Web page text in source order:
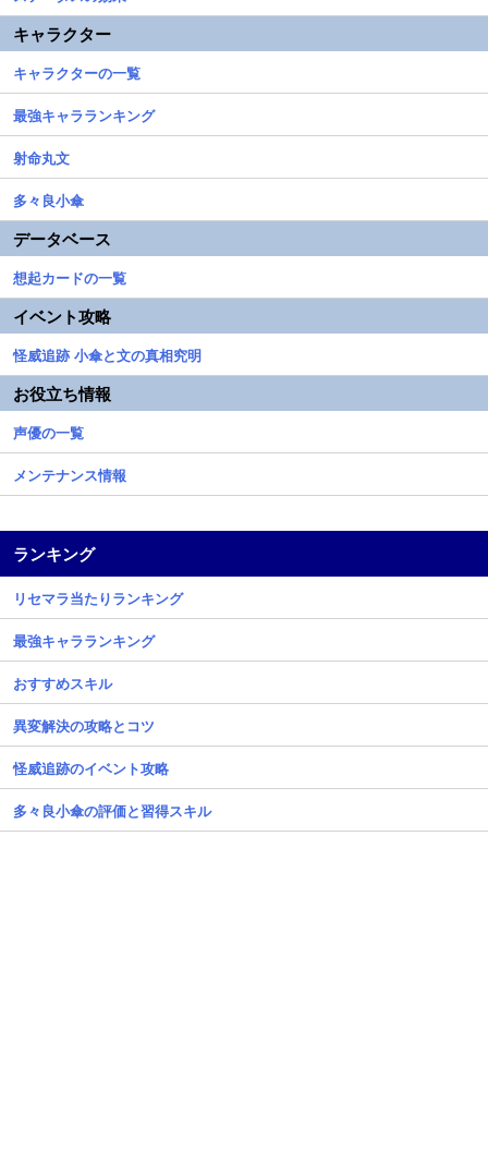
キャラクター
キャラクターの一覧
最強キャラランキング
射命丸文
多々良小傘
データベース
想起カードの一覧
イベント攻略
怪威追跡 小傘と文の真相究明
お役立ち情報
声優の一覧
メンテナンス情報
ランキング
リセマラ当たりランキング
最強キャラランキング
おすすめスキル
異変解決の攻略とコツ
怪威追跡のイベント攻略
多々良小傘の評価と習得スキル